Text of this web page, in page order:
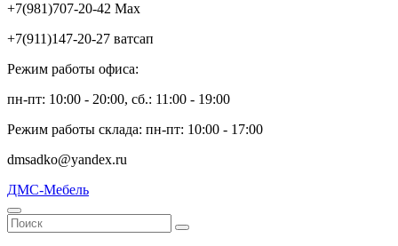
+7(981)707-20-42 Max
+7(911)147-20-27 ватсап
Режим работы офиса:
пн-пт: 10:00 - 20:00, сб.: 11:00 - 19:00
Режим работы склада: пн-пт: 10:00 - 17:00
dmsadko@yandex.ru
ДМС-Мебель